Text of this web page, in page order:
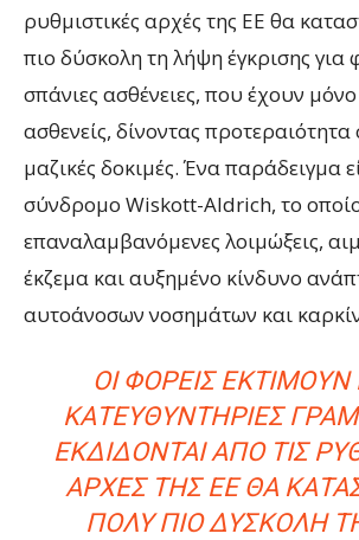
ρυθμιστικές αρχές της ΕΕ θα
πιο δύσκολη τη λήψη έγκρισης για
σπάνιες ασθένειες, που έχουν μόνο
ασθενείς, δίνοντας προτεραιότητα
μαζικές δοκιμές. Ένα παράδειγμα
σύνδρομο Wiskott-Aldrich, το
επαναλαμβανόμενες λοιμώξεις,
έκζεμα και αυξημένο κίνδυνο
αυτοάνοσων νοσημάτων και
ΟΙ ΦΟΡΕΊΣ ΕΚΤΙΜΟΎΝ
ΚΑΤΕΥΘΥΝΤΉΡΙΕΣ
ΕΚΔΊΔΟΝΤΑΙ ΑΠΌ ΤΙΣ
ΑΡΧΈΣ ΤΗΣ ΕΕ ΘΑ
ΠΟΛΎ ΠΙΟ ΔΎΣΚΟΛΗ